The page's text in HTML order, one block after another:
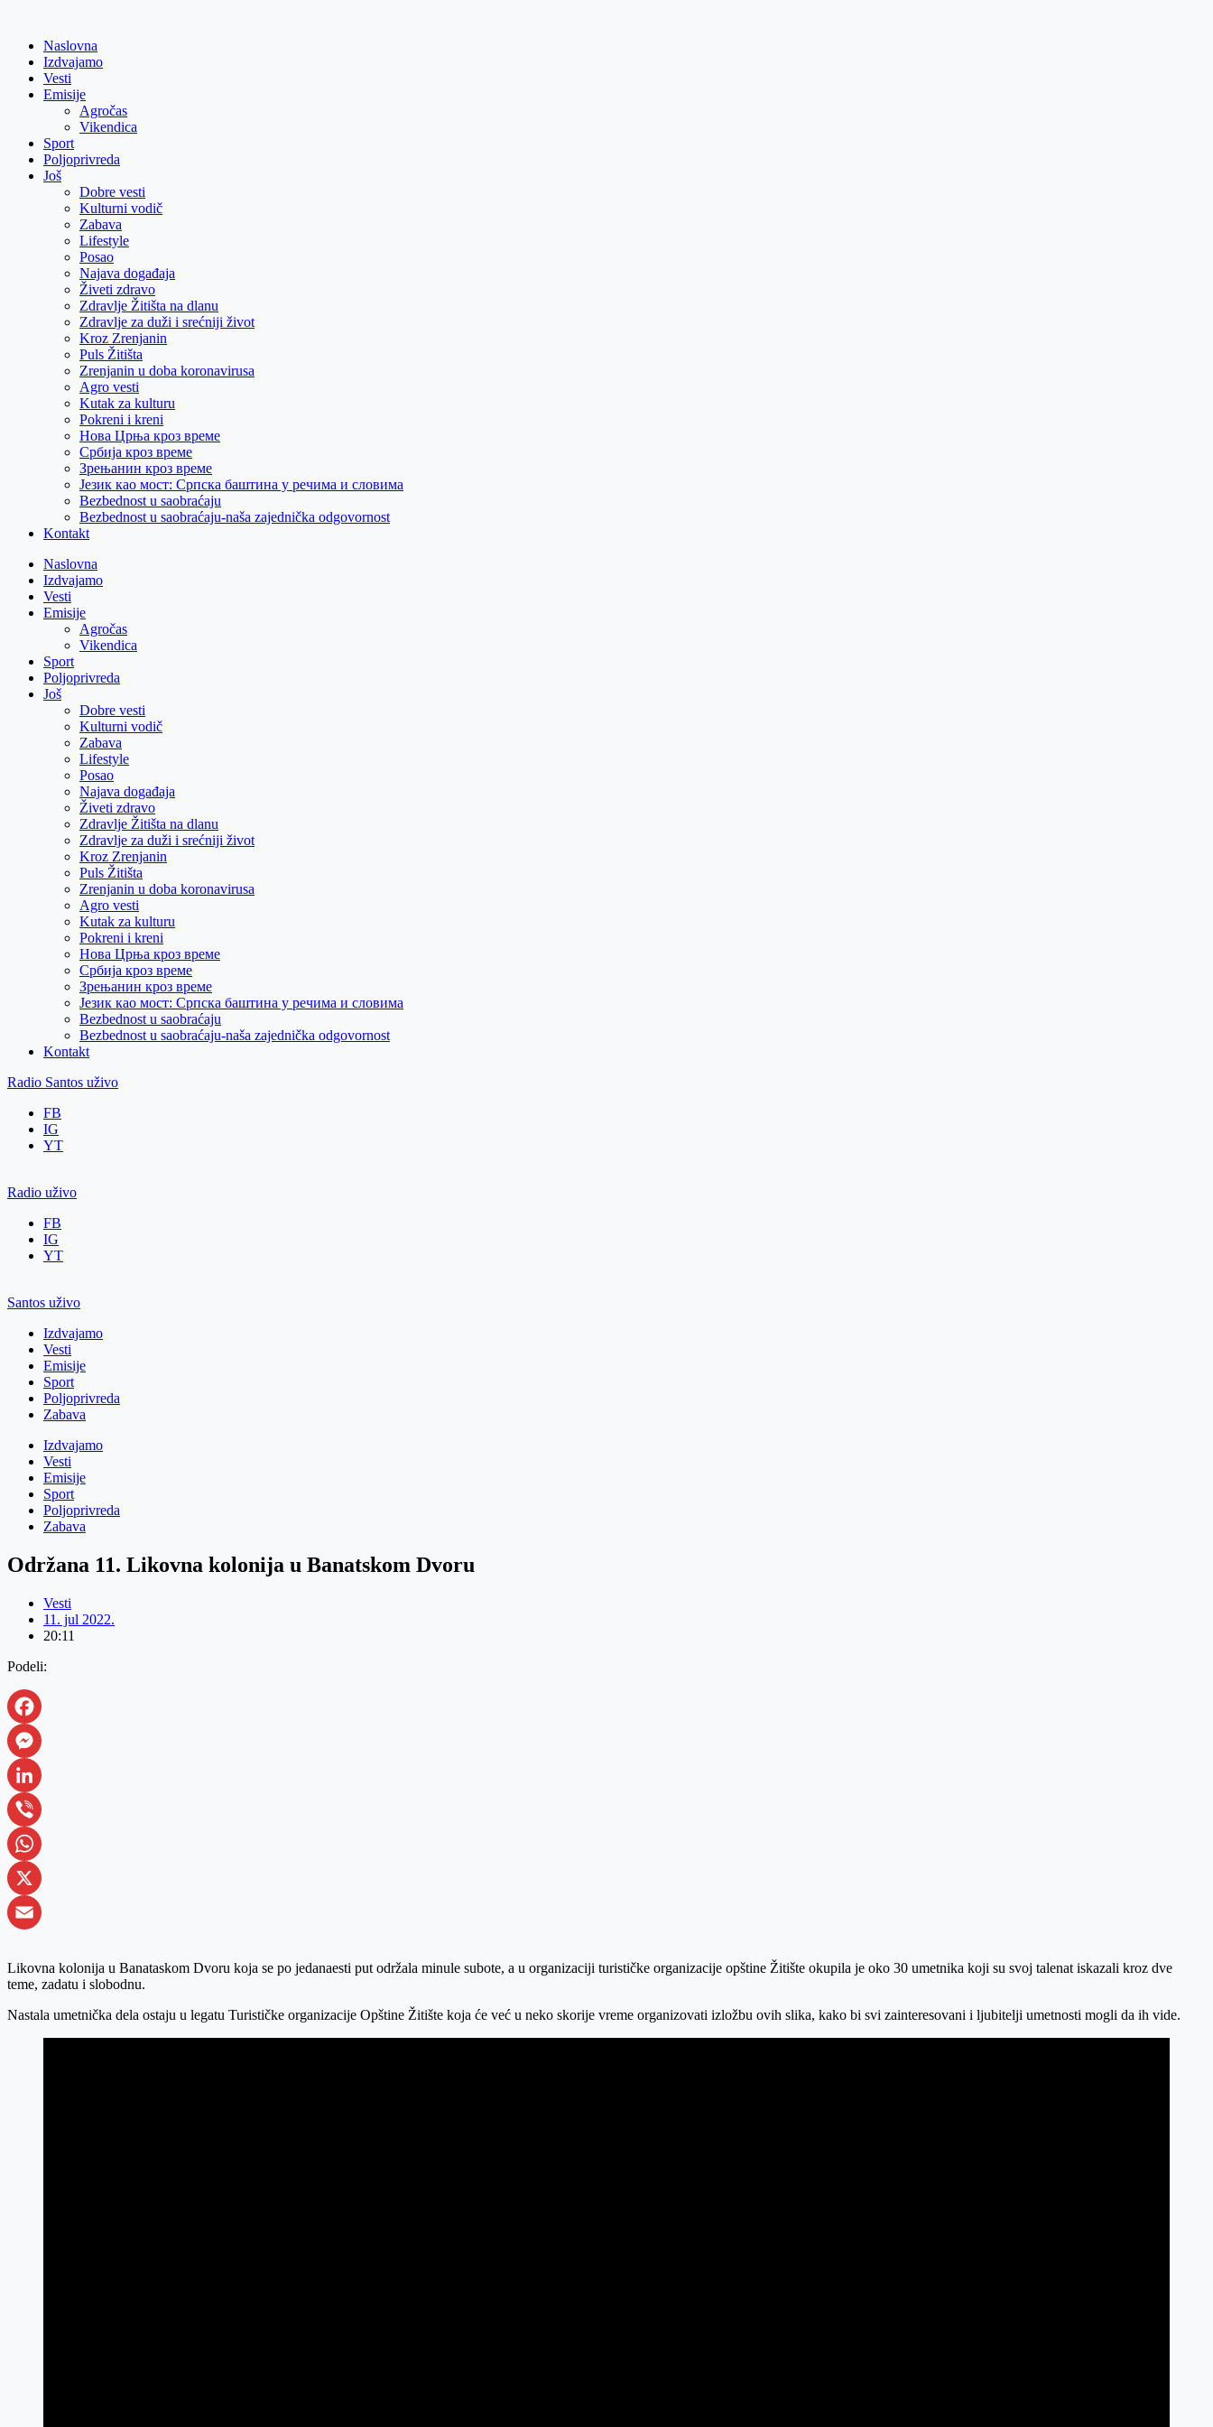
contentNaslovna
Izdvajamo
Vesti
Emisije
Agročas
Vikendica
Sport
Poljoprivreda
Još
Dobre vesti
Kulturni vodič
Zabava
Lifestyle
Posao
Najava događaja
Živeti zdravo
Zdravlje Žitišta na dlanu
Zdravlje za duži i srećniji život
Kroz Zrenjanin
Puls Žitišta
Zrenjanin u doba koronavirusa
Agro vesti
Kutak za kulturu
Pokreni i kreni
Нова Црња кроз време
Србија кроз време
Зрењанин кроз време
Језик као мост: Српска баштина у речима и словима
Bezbednost u saobraćaju
Bezbednost u saobraćaju-naša zajednička odgovornost
Kontakt
Naslovna
Izdvajamo
Vesti
Emisije
Agročas
Vikendica
Sport
Poljoprivreda
Još
Dobre vesti
Kulturni vodič
Zabava
Lifestyle
Posao
Najava događaja
Živeti zdravo
Zdravlje Žitišta na dlanu
Zdravlje za duži i srećniji život
Kroz Zrenjanin
Puls Žitišta
Zrenjanin u doba koronavirusa
Agro vesti
Kutak za kulturu
Pokreni i kreni
Нова Црња кроз време
Србија кроз време
Зрењанин кроз време
Језик као мост: Српска баштина у речима и словима
Bezbednost u saobraćaju
Bezbednost u saobraćaju-naša zajednička odgovornost
Kontakt
Radio Santos uživo
FB
IG
YT
Radio uživo
FB
IG
YT
Santos uživo
Izdvajamo
Vesti
Emisije
Sport
Poljoprivreda
Zabava
Izdvajamo
Vesti
Emisije
Sport
Poljoprivreda
Zabava
Održana 11. Likovna kolonija u Banatskom Dvoru
Vesti
11. jul 2022.
20:11
Podeli:
Facebook
Messenger
LinkedIn
Viber
WhatsApp
X
Likovna kolonija u Banataskom Dvoru koja se po jedanaesti put održala minule subote, a u organizaciji turističke organizacije opštine Žitište okupila je oko 30 umetnika koji su svoj talenat iskazali kroz dve
teme, zadatu i slobodnu.
Nastala umetnička dela ostaju u legatu Turističke organizacije Opštine Žitište koja će već u neko skorije vreme organizovati izložbu ovih slika, kako bi svi zainteresovani i ljubitelji umetnosti mogli da ih vide.